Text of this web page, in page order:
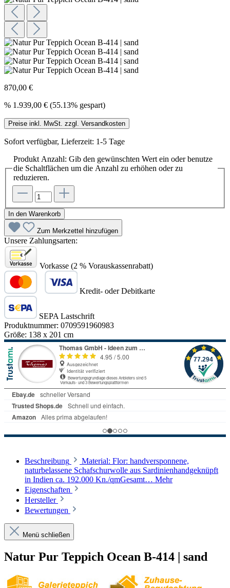
870,00 €
% 1.939,00 € (55.13% gespart)
Preise inkl. MwSt. zzgl. Versandkosten
Sofort verfügbar, Lieferzeit: 1-5 Tage
Produkt Anzahl: Gib den gewünschten Wert ein oder benutze
die Schaltflächen um die Anzahl zu erhöhen oder zu
reduzieren.
In den Warenkorb
Zum Merkzettel hinzufügen
Unsere Zahlungsarten:
Vorkasse (2 % Vorauskassenrabatt)
Kredit- oder Debitkarte
SEPA Lastschrift
Produktnummer: 0709591960983
Größe: 138 x 201 cm
Beschreibung
Material: Flor: handversponnene,
naturbelassene Schafschurwolle aus Sardinienhandgeknüpft
in Indien ca. 192.000 Kn./qmGesamt… Mehr
Eigenschaften
Hersteller
Bewertungen
Menü schließen
Natur Pur Teppich Ocean B-414 | sand